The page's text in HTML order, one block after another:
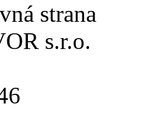
strana
s.r.o.